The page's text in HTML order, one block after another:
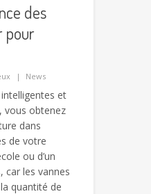
des
pour
News
et
vous obtenez
dans
de votre
ou d’un
car les vannes
quantité de